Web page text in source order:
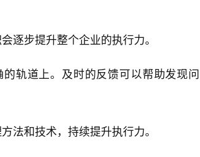
逐步提升整个企业的执行力。
轨道上。及时的反馈可以帮助发现问
法和技术，持续提升执行力。